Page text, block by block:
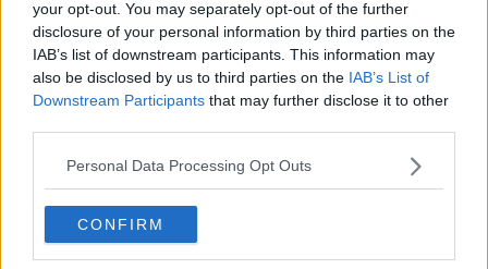
your opt-out. You may separately opt-out of the further
disclosure of your personal information by third parties on the
IAB’s list of downstream participants. This information may
also be disclosed by us to third parties on the IAB’s List of
Downstream Participants that may further disclose it to other
Personal Data Processing Opt Outs
CONFIRM
Blue Parrot Fishes - 'Tra Me e Me'